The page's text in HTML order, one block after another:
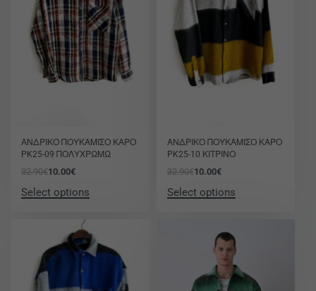
ΑΝΔΡΙΚΟ ΠΟΥΚΑΜΙΣΟ ΚΑΡΟ
PK25-09 ΠΟΛΥΧΡΩΜΩ
32.90€10.00€
Select options
ΑΝΔΡΙΚΟ ΠΟΥΚΑΜΙΣΟ ΚΑΡΟ
PK25-10 ΚΙΤΡΙΝΟ
32.90€10.00€
Select options